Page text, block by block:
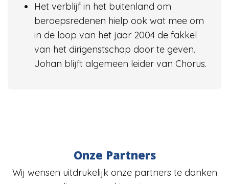
Het verblijf in het buitenland om
beroepsredenen hielp ook wat mee om
in de loop van het jaar 2004 de fakkel
van het dirigenstschap door te geven.
Johan blijft algemeen leider van Chorus.
Onze Partners
Wij wensen uitdrukelijk onze partners te danken